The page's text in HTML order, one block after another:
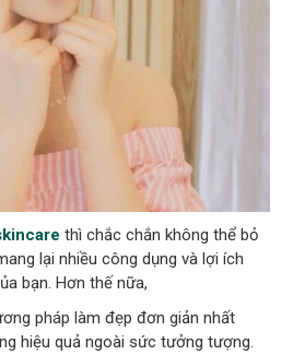
thì chắc chắn không thể bỏ
lại nhiều công dụng và lợi ích
bạn. Hơn thế nữa,
pháp làm đẹp đơn giản nhất
hiệu quả ngoài sức tưởng tượng.